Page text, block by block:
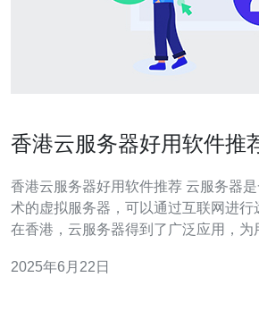
香港云服务器好用软件推
香港云服务器好用软件推荐 云服务器是一种基于云计算技
术的虚拟服务器，可以通过互联网进行
在香港，云服务器得到了广泛应用，为
的博客发布系统，也是一种内容管理系
2025年6月22日